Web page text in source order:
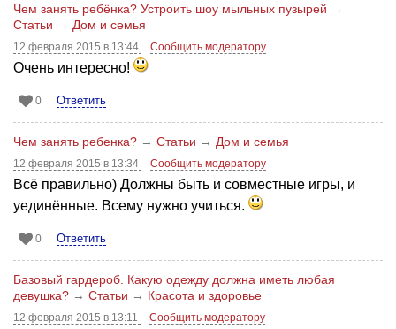
Чем занять ребёнка? Устроить шоу мыльных пузырей →
Статьи → Дом и семья
12 февраля 2015 в 13:44 Сообщить модератору
Очень интересно!
0 Ответить
Чем занять ребенка? → Статьи → Дом и семья
12 февраля 2015 в 13:34 Сообщить модератору
Всё правильно) Должны быть и совместные игры, и
уединённые. Всему нужно учиться.
0 Ответить
Базовый гардероб. Какую одежду должна иметь любая
девушка? → Статьи → Красота и здоровье
12 февраля 2015 в 13:11 Сообщить модератору